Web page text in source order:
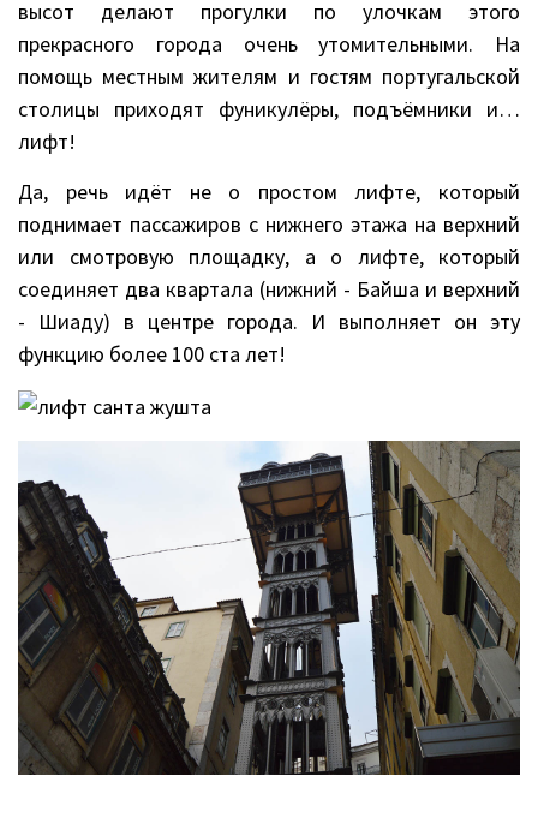
высот делают прогулки по улочкам этого
прекрасного города очень утомительными. На
помощь местным жителям и гостям португальской
столицы приходят фуникулёры, подъёмники и…
лифт!
Да, речь идёт не о простом лифте, который
поднимает пассажиров с нижнего этажа на верхний
или смотровую площадку, а о лифте, который
соединяет два квартала (нижний - Байша и верхний
- Шиаду) в центре города. И выполняет он эту
функцию более 100 ста лет!